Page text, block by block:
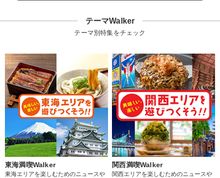
テーマWalker
テーマ別特集をチェック
東海満喫Walker
東海エリアを楽しむためのニュースや
関西満喫Walker
関西エリアを楽しむためのニュースや